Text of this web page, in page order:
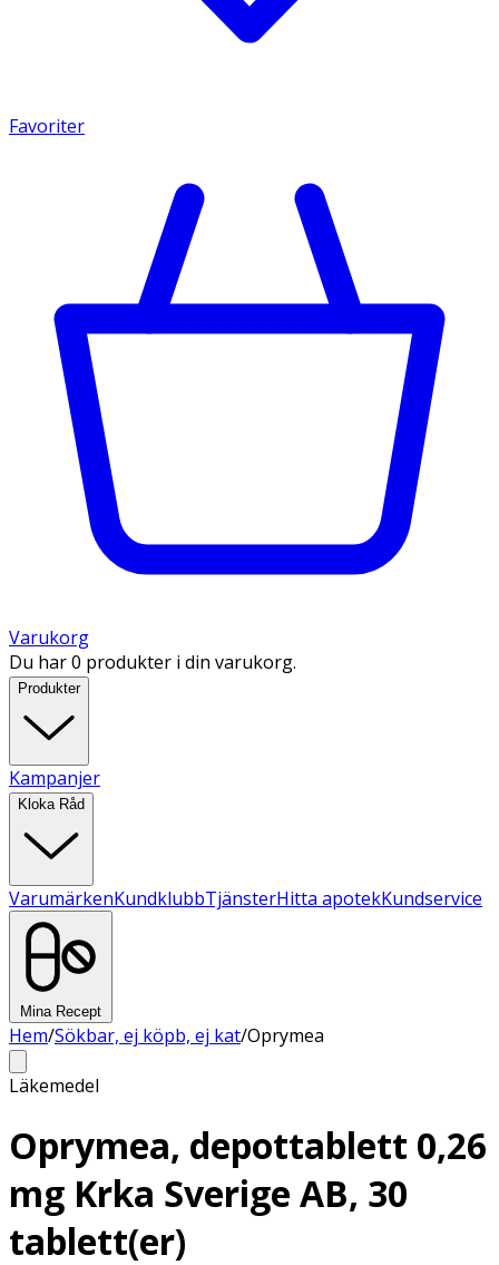
Favoriter
Varukorg
Du har 0 produkter i din varukorg.
Produkter
Kampanjer
Kloka Råd
VarumärkenKundklubbTjänsterHitta apotekKundservice
Mina Recept
Hem/Sökbar, ej köpb, ej kat/Oprymea
Läkemedel
Oprymea, depottablett 0,26
mg Krka Sverige AB, 30
tablett(er)